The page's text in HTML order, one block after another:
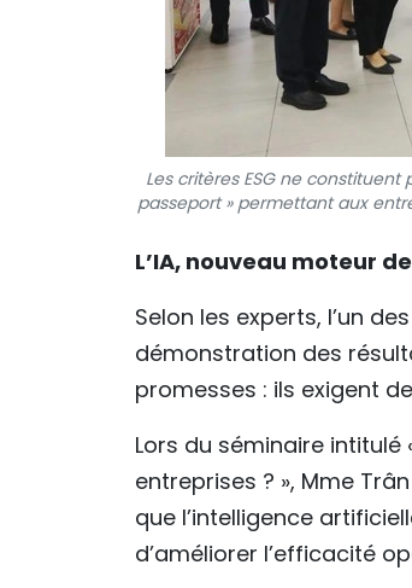
Les critères ESG ne
passeport » permettant aux
L’IA, nouveau moteur
Selon les experts, l’un
démonstration des
promesses : ils exigent
Lors du séminaire intitulé
entreprises ? », Mme
que l’intelligence
d’améliorer l’efficacité